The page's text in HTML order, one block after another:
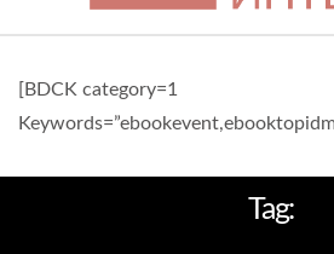
[BDCK category=1
Tag: